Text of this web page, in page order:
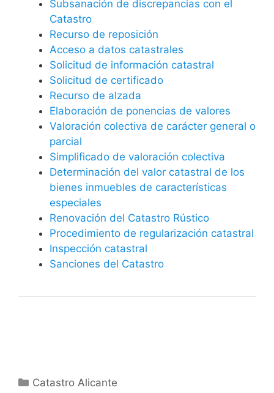
Subsanación de discrepancias con el
Catastro
Recurso de reposición
Acceso a datos catastrales
Solicitud de información catastral
Solicitud de certificado
Recurso de alzada
Elaboración de ponencias de valores
Valoración colectiva de carácter general o
parcial
Simplificado de valoración colectiva
Determinación del valor catastral de los
bienes inmuebles de características
especiales
Renovación del Catastro Rústico
Procedimiento de regularización catastral
Inspección catastral
Sanciones del Catastro
Categorías
Catastro Alicante